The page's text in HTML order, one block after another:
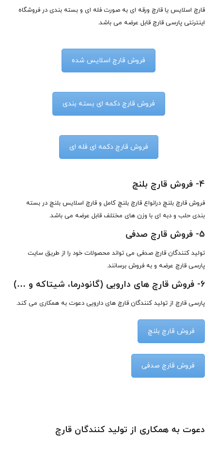
قارچ اسلایس یا قارچ ورقه ای به صورت فله ای و بسته بندی در فروشگاه
اینترنتی پارسی قارچ قابل عرضه می باشد.
فروش قارچ اسلایس شده
فروش قارچ دکمه ای بسته بندی
فروش قارچ دکمه ای فله ای
4- فروش قارچ بلنچ
فروش قارچ بلنچ درانواع قارچ بلنچ کامل و قارچ اسلایس بلنچ در بسته
بندی حلب و دبه ای با وزن های مختلف قابل عرضه می باشد.
5- فروش قارچ صدفی
تولید کنندگان قارچ صدفی می تواند محصولات خود را از طریق سایت
پارسی قارچ عرضه و به فروش برسانند.
6- فروش قارچ های دارویی (گانودرما، شیتاکه و …)
پارسی قارچ از تولید کنندگان قارچ های دارویی دعوت به همکاری می کند.
فروش قارچ بلنچ
فروش قارچ صدفی
دعوت به همکاری از تولید کنندگان قارچ